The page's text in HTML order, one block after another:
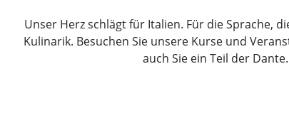
Unser Herz schlägt für Italien. Für die Sprache,
Kulinarik. Besuchen Sie unsere Kurse und
auch Sie ein Teil der Dante.